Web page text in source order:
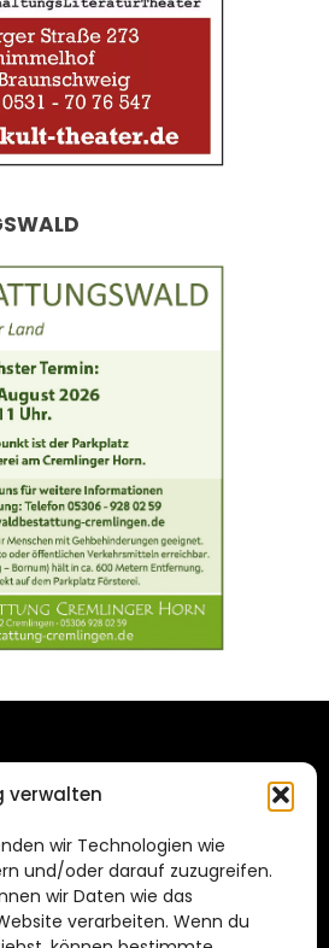
verwalten
wir Technologien wie
und/oder darauf zuzugreifen.
wir Daten wie das
verarbeiten. Wenn du